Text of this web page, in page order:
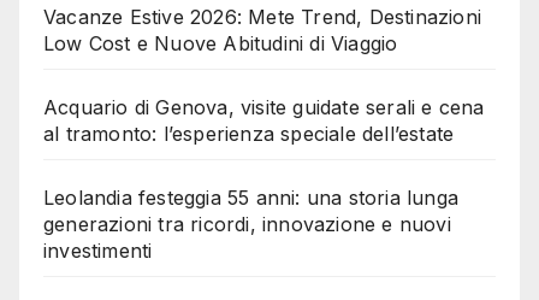
Vacanze Estive 2026: Mete Trend, Destinazioni
Low Cost e Nuove Abitudini di Viaggio
Acquario di Genova, visite guidate serali e cena
al tramonto: l’esperienza speciale dell’estate
Leolandia festeggia 55 anni: una storia lunga
generazioni tra ricordi, innovazione e nuovi
investimenti